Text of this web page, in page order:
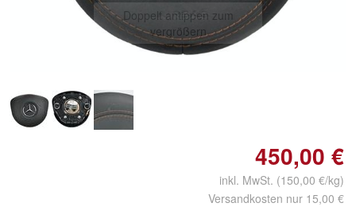
Doppelt antippen zum
vergrößern
450,00 €
inkl. MwSt. (150,00 €/kg)
Versandkosten nur 15,00 €